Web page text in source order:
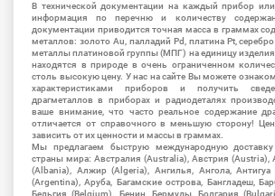
В технической документации на каждый прибор или
информация по перечню и количеству
документации приводится точная масса в граммах
металлов: золото Au, палладий Pd, платина Pt,
металлы платиновой группы (МПГ) на единицу
находятся в природе в очень ограниченном
столь высокую цену. У нас на сайте Вы можете
характеристиками приборов и получить
драгметаллов в приборах и радиодеталях
ваше внимание, что часто реальное содержание
отличается от справочного в меньшую сторону!
зависить от их ценности и массы в граммах.
Мы предлагаем быструю международную
страны мира: Австралия (Australia), Австрия (Austria),
(Albania), Алжир (Algeria), Ангилья, Ангола, Антигуа
(Argentina), Аруба, Багамские острова, Бангладеш,